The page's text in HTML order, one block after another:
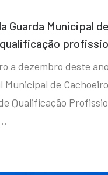
Guarda Municipal
a dezembro deste
Municipal de
Qualificação